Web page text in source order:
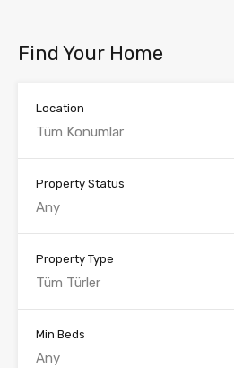
Find Your Home
Location
Tüm Konumlar
Property Status
Any
Property Type
Tüm Türler
Min Beds
Any